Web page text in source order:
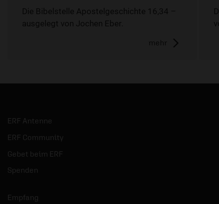
Die Bibelstelle Apostelgeschichte 16,34 –
ausgelegt von Jochen Eber.
mehr
ERF Antenne
ERF Community
Gebet beim ERF
Spenden
Empfang